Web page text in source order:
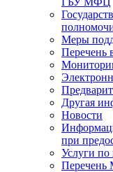
Меры
Перечень
Другая
Новости
при
Услуги